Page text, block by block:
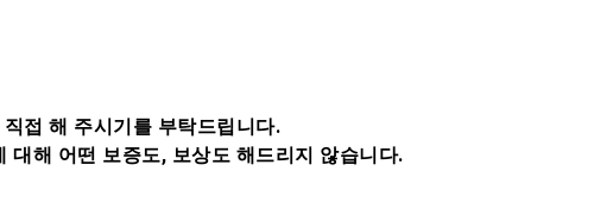
접 해 주시기를 부탁드립니다.
대해 어떤 보증도, 보상도 해드리지 않습니다.